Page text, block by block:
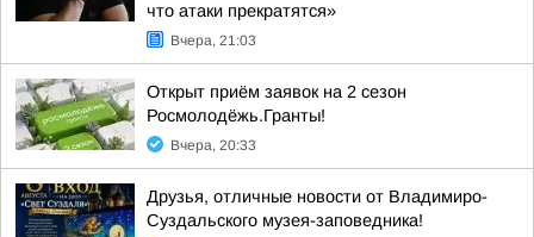
что атаки прекратятся»
Вчера, 21:03
Открыт приём заявок на 2 сезон
Росмолодёжь.Гранты!
Вчера, 20:33
Друзья, отличные новости от Владимиро-
Суздальского музея-заповедника!